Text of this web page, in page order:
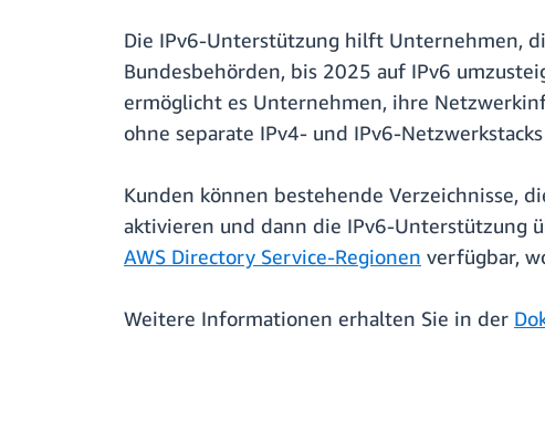
Die IPv6-Unterstützung hilft Unternehmen,
Bundesbehörden, bis 2025 auf IPv6
ermöglicht es Unternehmen, ihre
ohne separate IPv4- und IPv6-
Kunden können bestehende Verzeichnisse,
aktivieren und dann die IPv6-Unterstützung
AWS Directory Service-Regionen verfügbar,
Weitere Informationen erhalten Sie in der